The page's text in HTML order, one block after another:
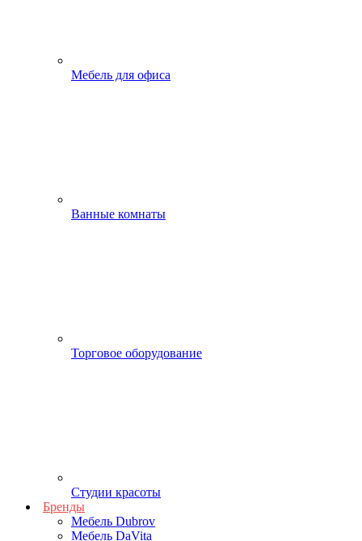
Мебель для офиса
Ванные комнаты
Торговое оборудование
Студии красоты
Бренды
Мебель Dubrov
Мебель DaVita